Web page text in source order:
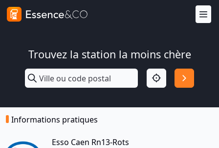
Trouvez la station la moins chère
Informations pratiques
Esso Caen Rn13-Rots